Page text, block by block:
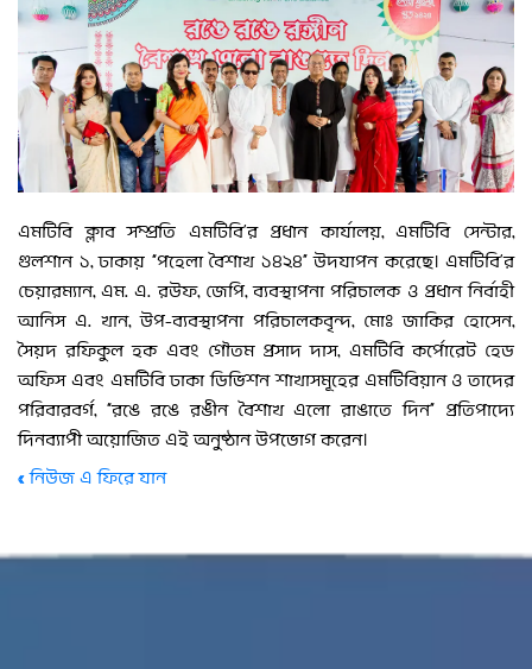
এমটিবি ক্লাব সম্প্রতি এমটিবি’র প্রধান কার্যালয়, এমটিবি সেন্টার,
গুলশান ১, ঢাকায় “পহেলা বৈশাখ ১৪২৪” উদযাপন করেছে। এমটিবি’র
চেয়ারম্যান, এম. এ. রউফ, জেপি, ব্যবস্থাপনা পরিচালক ও প্রধান নির্বাহী
আনিস এ. খান, উপ-ব্যবস্থাপনা পরিচালকবৃন্দ, মোঃ জাকির হোসেন,
সৈয়দ রফিকুল হক এবং গৌতম প্রসাদ দাস, এমটিবি কর্পোরেট হেড
অফিস এবং এমটিবি ঢাকা ডিভিশন শাখাসমূহের এমটিবিয়ান ও তাদের
পরিবারবর্গ, “রঙে রঙে রঙীন বৈশাখ এলো রাঙাতে দিন” প্রতিপাদ্যে
দিনব্যাপী অয়োজিত এই অনুষ্ঠান উপভোগ করেন।
« নিউজ এ ফিরে যান